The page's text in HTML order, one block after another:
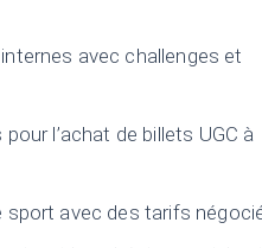
avec challenges et
l’achat de billets UGC à
sport avec des tarifs